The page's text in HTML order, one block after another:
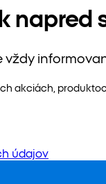
napred
akciách,
údajov